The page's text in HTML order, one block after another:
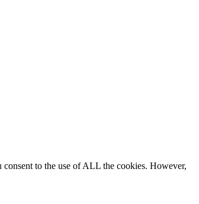
to the use of ALL the cookies. However,